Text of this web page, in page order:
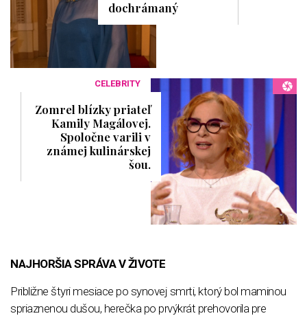
dochrámaný
CELEBRITY
Zomrel blízky priateľ
Kamily Magálovej.
Spoločne varili v
známej kulinárskej
šou.
NAJHORŠIA SPRÁVA V ŽIVOTE
Približne štyri mesiace po synovej smrti, ktorý bol maminou
spriaznenou dušou, herečka po prvýkrát prehovorila pre